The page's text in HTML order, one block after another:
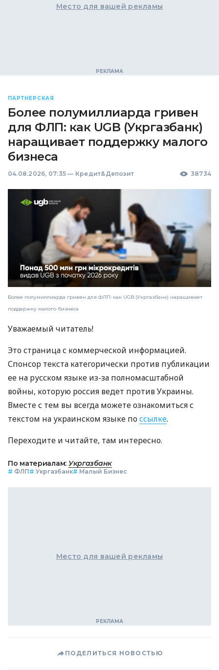
Место для вашей рекламы
ПАРТНЕРСКАЯ
Более полумиллиарда гривен
для ФЛП: как UGB (Укргазбанк)
наращивает поддержку малого
бизнеса
04.08.2026, 07:35 — Кредит&Депозит 38734
Более полумиллиарда гривен для ФЛП: как UGB (Укргазбанк) наращивает
поддержку малого бизнеса
Уважаемый читатель!
Это страница с коммерческой информацией.
Спонсор текста категорически против публикации
ее на русском языке из-за полномасштабной
войны, которую россия ведет против Украины.
Вместе с тем вы всегда можете ознакомиться с
текстом на украинском языке поссылке.
Переходите и читайте, там интересно.
По материалам: Укргазбанк
# ФЛП# Укргазбанк# Малый Бизнес
Место для вашей рекламы
ПОДЕЛИТЬСЯ НОВОСТЬЮ